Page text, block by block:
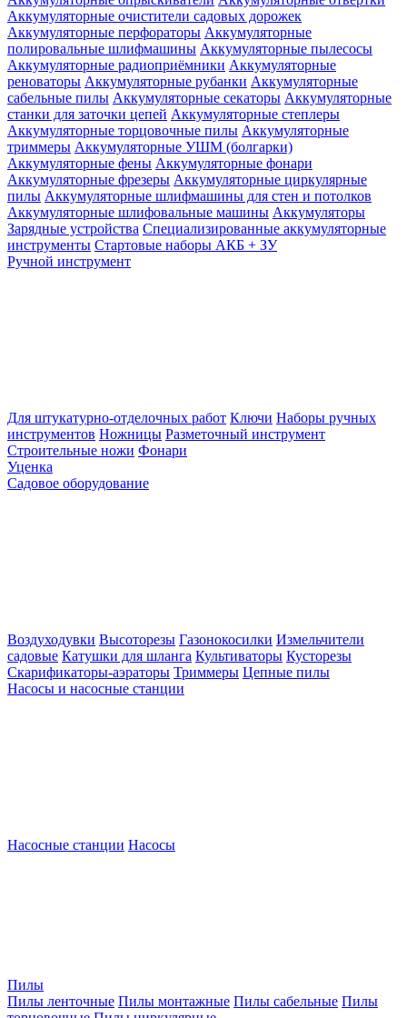
Аккумуляторные очистители садовых дорожек
Аккумуляторные перфораторы Аккумуляторные
полировальные шлифмашины Аккумуляторные пылесосы
Аккумуляторные радиоприёмники Аккумуляторные
реноваторы Аккумуляторные рубанки Аккумуляторные
сабельные пилы Аккумуляторные секаторы Аккумуляторные
станки для заточки цепей Аккумуляторные степлеры
Аккумуляторные торцовочные пилы Аккумуляторные
триммеры Аккумуляторные УШМ (болгарки)
Аккумуляторные фены Аккумуляторные фонари
Аккумуляторные фрезеры Аккумуляторные циркулярные
пилы Аккумуляторные шлифмашины для стен и потолков
Аккумуляторные шлифовальные машины Аккумуляторы
Зарядные устройства Специализированные аккумуляторные
инструменты Стартовые наборы АКБ + ЗУ
Ручной инструмент
Для штукатурно-отделочных работ Ключи Наборы ручных
инструментов Ножницы Разметочный инструмент
Строительные ножи Фонари
Уценка
Садовое оборудование
Воздуходувки Высоторезы Газонокосилки Измельчители
садовые Катушки для шланга Культиваторы Кусторезы
Скарификаторы-аэраторы Триммеры Цепные пилы
Насосы и насосные станции
Насосные станции Насосы
Пилы
Пилы ленточные Пилы монтажные Пилы сабельные Пилы